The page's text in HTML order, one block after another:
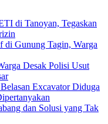
di Tanoyan, Tegaskan
Gunung Tagin, Warga
Desak Polisi Usut
Excavator Diduga
dan Solusi yang Tak